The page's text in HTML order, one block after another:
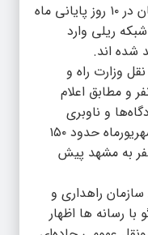
مطابق اعلام اداره کل راه آهن خراسان در ۱۰ روز پایانی ماه
شبکه ریلی وارد
شده اند.
وزارت راه و
یاد شده ۸۰ هزار نفر و مطابق اعلام
و ناوبری
هوایی کشور در بازه زمانی ۹ تا ۱۸ شهریورماه حدود ۱۵۰
به مشهد پیش
راهداری و
رسانه ها اظهار